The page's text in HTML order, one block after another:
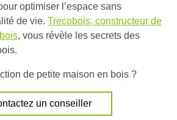
optimiser l’espace sans
de vie. Trecobois, constructeur de
, vous révèle les secrets des
de petite maison en bois ?
un conseiller